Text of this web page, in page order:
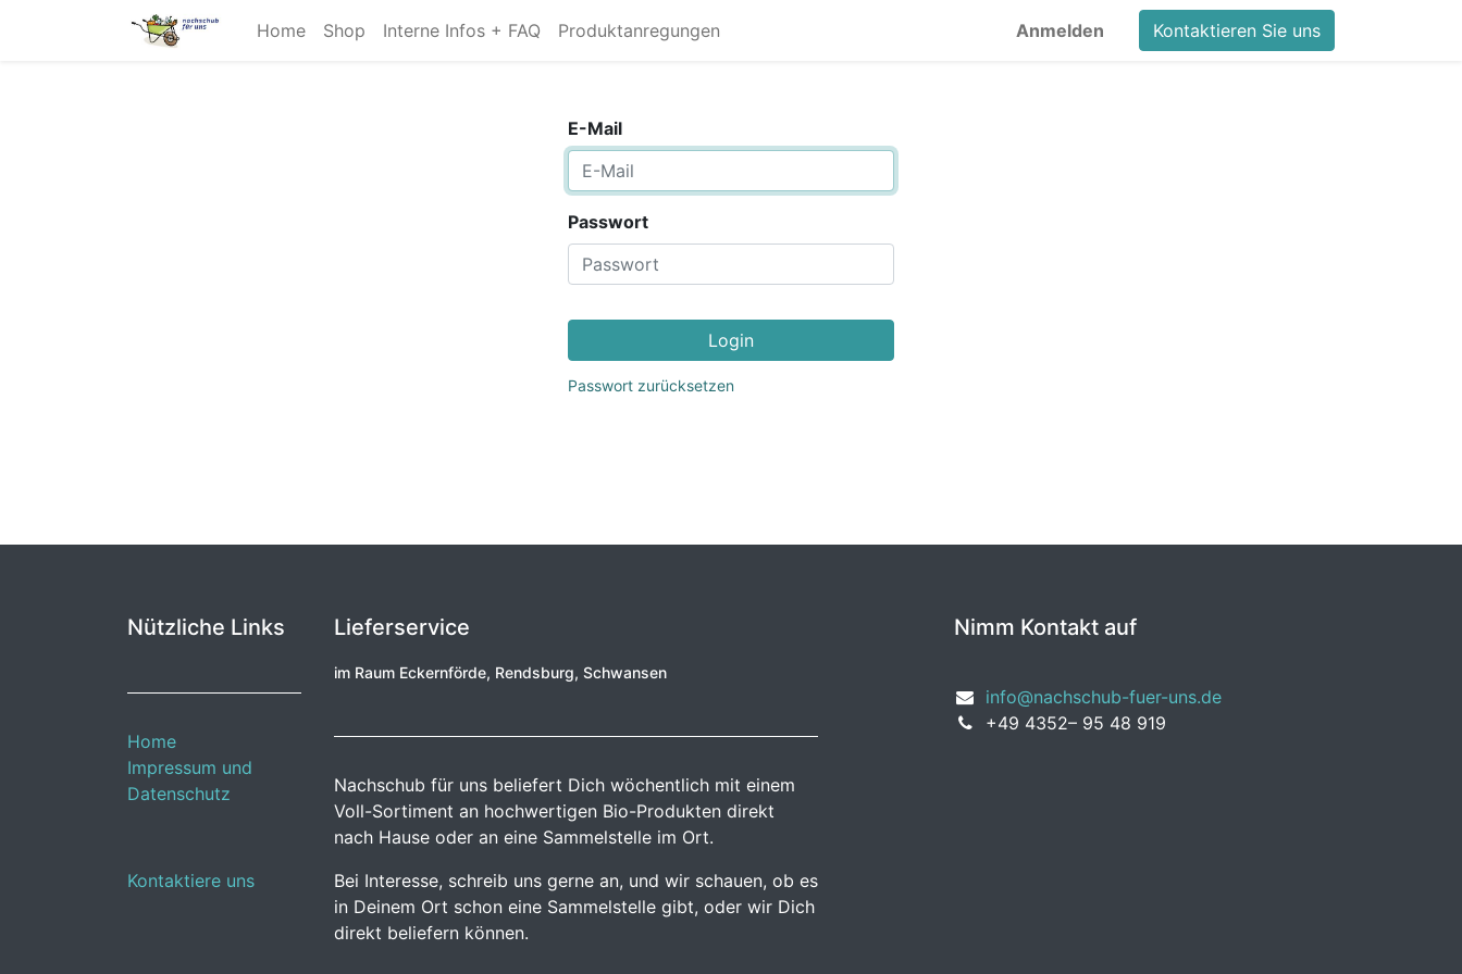
Home Shop Interne Infos + FAQ Produktanregungen Anmelden Kontaktieren Sie uns
E-Mail
Passwort
Login
Passwort zurücksetzen
Nützliche Links
Home
Impressum und
Datenschutz
Kontaktiere uns
Lieferservice
im Raum Eckernförde, Rendsburg, Schwansen
Nachschub für uns beliefert Dich wöchentlich mit einem
Voll-Sortiment an hochwertigen Bio-Produkten direkt
nach Hause oder an eine Sammelstelle im Ort.
Bei Interesse, schreib uns gerne an, und wir schauen, ob es
in Deinem Ort schon eine Sammelstelle gibt, oder wir Dich
direkt beliefern können.
Nimm Kontakt auf
info@nachschub-fuer-uns.de
+49 4352– 95 48 919